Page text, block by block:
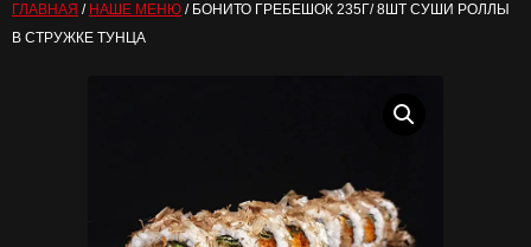
ГЛАВНАЯ / НАШЕ МЕНЮ / БОНИТО ГРЕБЕШОК 235Г/ 8ШТ СУШИ РОЛЛЫ
В СТРУЖКЕ ТУНЦА